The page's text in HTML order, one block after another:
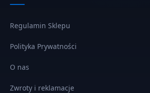
Regulamin Sklepu
Polityka Prywatności
O nas
Zwroty i reklamacje